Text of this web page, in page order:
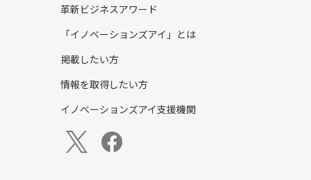
革新ビジネスアワード
「イノベーションズアイ」とは
掲載したい方
情報を取得したい方
イノベーションズアイ支援機関